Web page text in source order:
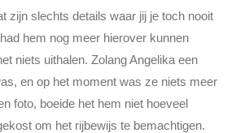
zijn slechts details waar jij je toch nooit
hem nog meer hierover kunnen
niets uithalen. Zolang Angelika een
en op het moment was ze niets meer
foto, boeide het hem niet hoeveel
om het rijbewijs te bemachtigen.